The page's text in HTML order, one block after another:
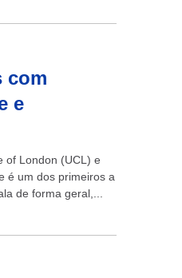
com
e
of London (UCL) e
é um dos primeiros a
de forma geral,...